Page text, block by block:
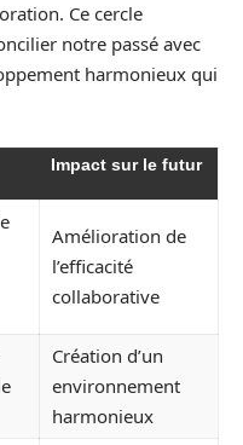
Ce cercle
notre passé avec
harmonieux qui
Impact sur le futur
Amélioration de
l’efficacité
collaborative
Création d’un
environnement
harmonieux